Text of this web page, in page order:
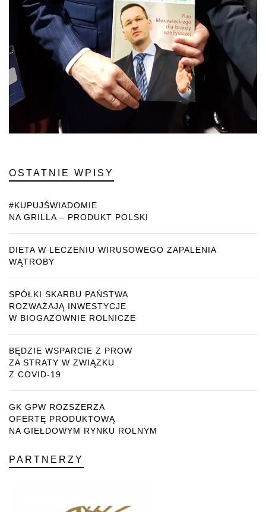
OSTATNIE WPISY
#KUPUJŚWIADOMIE
NA GRILLA – PRODUKT POLSKI
DIETA W LECZENIU WIRUSOWEGO ZAPALENIA
WĄTROBY
SPÓŁKI SKARBU PAŃSTWA
ROZWAŻAJĄ INWESTYCJE
W BIOGAZOWNIE ROLNICZE
BĘDZIE WSPARCIE Z PROW
ZA STRATY W ZWIĄZKU
Z COVID-19
GK GPW ROZSZERZA
OFERTĘ PRODUKTOWĄ
NA GIEŁDOWYM RYNKU ROLNYM
PARTNERZY